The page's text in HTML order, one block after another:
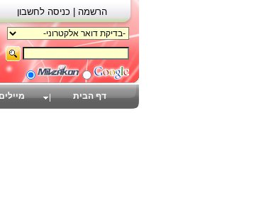
דף הבית
הרשמה | כניסה לחשבון